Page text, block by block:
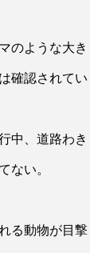
のような大き
確認されてい
中、道路わき
ない。
る動物が目撃